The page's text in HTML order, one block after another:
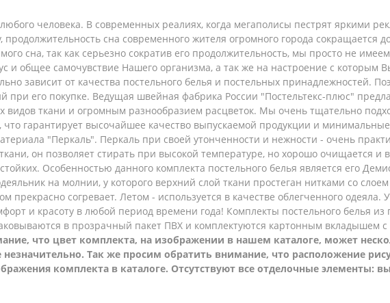
человека. В современных реалиях, когда мегаполисы пестрят яркими
сна современного жителя огромного города сокращается
сна, так как серьезно сократив его продолжительность, мы просто не
и общее самочувствие Нашего организма, а так же на настроение с которым
зависит от качества постельного белья и постельных принадлежностей.
при его покупке. Ведущая швейная фабрика России "Постельтекс-плюс"
видов ткани и огромным разнообразием расцветок. Мы очень тщательно
что гарантирует высочайшее качество выпускаемой продукции и
"Перкаль". Перкаль при своей утонченности и нежности - очень
он позволяет стирать при высокой температуре, но хорошо очищается и
Особенностью данного комплекта постельного белья является его
на молнии, у которого верхний слой ткани простеган нитками со
прекрасно согревает. Летом - используется в качестве облегченного
и красоту в любой период времени года! Комплекты постельного белья из
в прозрачный пакет ПВХ и комплектуются картонным вкладышем
что цвет комплекта, на изображении в нашем каталоге, может
незначительно. Так же просим обратить внимание, что расположение
комплекта в каталоге. Отсутствуют все отделочные элементы: